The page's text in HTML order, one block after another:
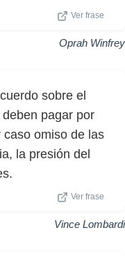
Ver frase
Oprah Winfrey
sobre el
pagar por
omiso de las
la presión del
Ver frase
Vince Lombardi